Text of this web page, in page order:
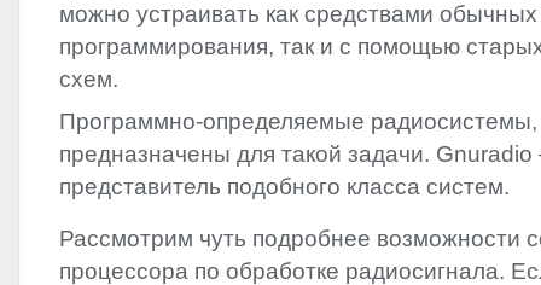
можно устраивать как средствами обычных
программирования, так и с помощью
схем.
Программно-определяемые радиосистемы,
предназначены для такой задачи.
представитель подобного класса систем.
Рассмотрим чуть подробнее возможности
процессора по обработке радиосигнала.